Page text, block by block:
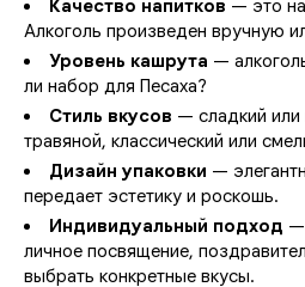
Качество напитков — это
Алкоголь произведен вручную
Уровень кашрута —
ли набор для Песаха?
Стиль вкусов — сладкий или
травяной, классический или
Дизайн упаковки —
передает эстетику и роскошь.
Индивидуальный подход —
личное посвящение,
выбрать конкретные вкусы.